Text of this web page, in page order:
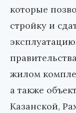
которые
стройку и
жилом
а также
Казанской,